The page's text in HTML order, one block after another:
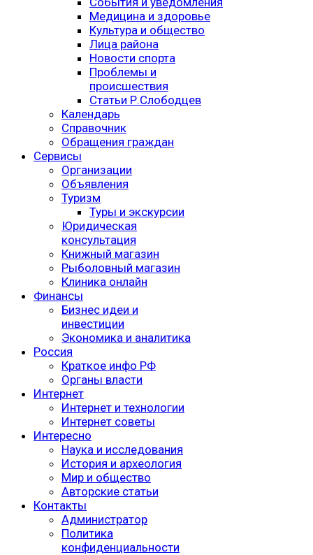
Медицина и здоровье
Культура и общество
Лица района
Новости спорта
Проблемы и
происшествия
Статьи Р.Слободцев
Календарь
Справочник
Обращения граждан
Сервисы
Организации
Объявления
Туризм
Туры и экскурсии
Юридическая
консультация
Книжный магазин
Рыболовный магазин
Клиника онлайн
Финансы
Бизнес идеи и
инвестиции
Экономика и аналитика
Россия
Краткое инфо РФ
Органы власти
Интернет
Интернет и технологии
Интернет советы
Интересно
Наука и исследования
История и археология
Мир и общество
Авторские статьи
Контакты
Администратор
Политика
конфиденциальности